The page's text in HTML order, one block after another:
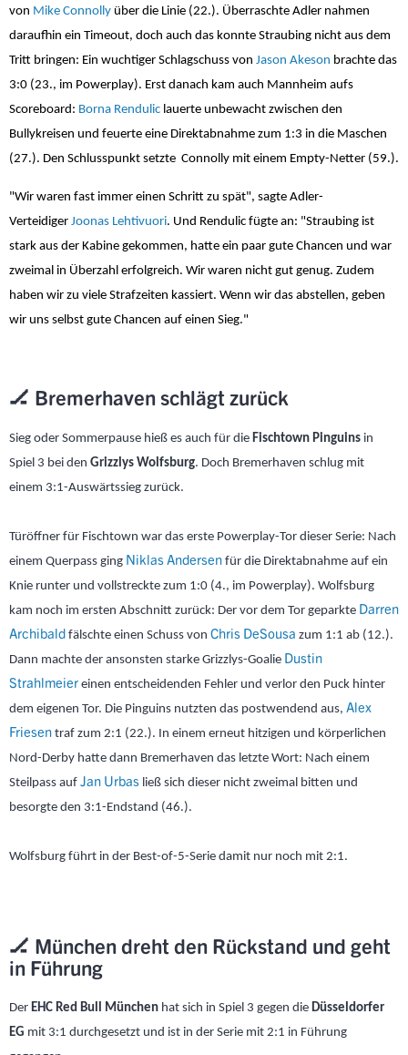
von Mike Connolly über die Linie (22.). Überraschte Adler nahmen
daraufhin ein Timeout, doch auch das konnte Straubing nicht aus dem
Tritt bringen: Ein wuchtiger Schlagschuss von Jason Akeson brachte das
3:0 (23., im Powerplay). Erst danach kam auch Mannheim aufs
Scoreboard: Borna Rendulic lauerte unbewacht zwischen den
Bullykreisen und feuerte eine Direktabnahme zum 1:3 in die Maschen
(27.). Den Schlusspunkt setzte Connolly mit einem Empty-Netter (59.).
"Wir waren fast immer einen Schritt zu spät", sagte Adler-
Verteidiger Joonas Lehtivuori. Und Rendulic fügte an: "Straubing ist
stark aus der Kabine gekommen, hatte ein paar gute Chancen und war
zweimal in Überzahl erfolgreich. Wir waren nicht gut genug. Zudem
haben wir zu viele Strafzeiten kassiert. Wenn wir das abstellen, geben
wir uns selbst gute Chancen auf einen Sieg."
🏒 Bremerhaven schlägt zurück
Sieg oder Sommerpause hieß es auch für die Fischtown Pinguins in
Spiel 3 bei den Grizzlys Wolfsburg. Doch Bremerhaven schlug mit
einem 3:1-Auswärtssieg zurück.
Türöffner für Fischtown war das erste Powerplay-Tor dieser Serie: Nach
einem Querpass ging Niklas Andersen für die Direktabnahme auf ein
Knie runter und vollstreckte zum 1:0 (4., im Powerplay). Wolfsburg
kam noch im ersten Abschnitt zurück: Der vor dem Tor geparkte Darren
Archibald fälschte einen Schuss von Chris DeSousa zum 1:1 ab (12.).
Dann machte der ansonsten starke Grizzlys-Goalie Dustin
Strahlmeier einen entscheidenden Fehler und verlor den Puck hinter
dem eigenen Tor. Die Pinguins nutzten das postwendend aus, Alex
Friesen traf zum 2:1 (22.). In einem erneut hitzigen und körperlichen
Nord-Derby hatte dann Bremerhaven das letzte Wort: Nach einem
Steilpass auf Jan Urbas ließ sich dieser nicht zweimal bitten und
besorgte den 3:1-Endstand (46.).
Wolfsburg führt in der Best-of-5-Serie damit nur noch mit 2:1.
🏒 München dreht den Rückstand und geht
in Führung
Der EHC Red Bull München hat sich in Spiel 3 gegen die Düsseldorfer
EG mit 3:1 durchgesetzt und ist in der Serie mit 2:1 in Führung